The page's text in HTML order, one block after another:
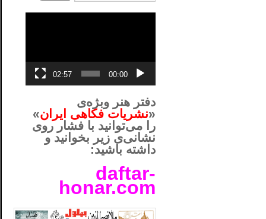
00:00
02:57
دفتر هنر وبژه‌ی
«نشریات فکاهی ایران»
را می‌توانید با فشار روی
نشانی‌ی زیر بخوانید و
داشته باشید:
daftar-
honar.com